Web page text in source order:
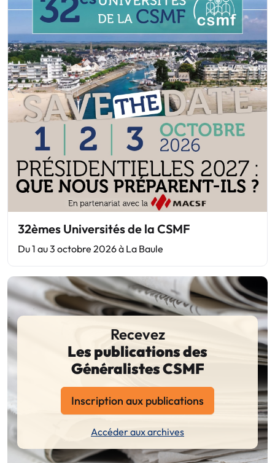
32èmes Universités de la CSMF
Du 1 au 3 octobre 2026 à La Baule
Recevez
Les publications des
Généralistes CSMF
Inscription aux publications
Accéder aux archives